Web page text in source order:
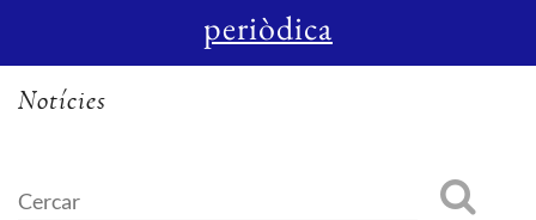
periòdica
Notícies